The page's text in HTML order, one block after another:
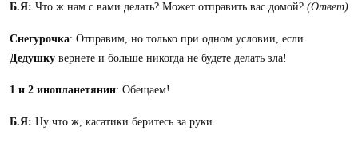
Б.Я: Что ж нам с вами делать? Может отправить вас домой? (Ответ)
Снегурочка: Отправим, но только при одном условии, если
Дедушку вернете и больше никогда не будете делать зла!
1 и 2 инопланетянин: Обещаем!
Б.Я: Ну что ж, касатики беритесь за руки.